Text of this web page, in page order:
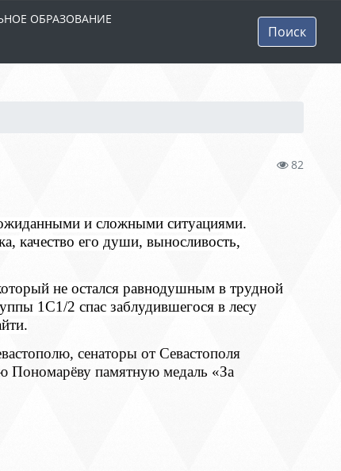
ОБРАЗОВАНИЕ
Поиск
82
и сложными ситуациями.
качество его души, выносливость,
не остался равнодушным в трудной
1С1/2 спас заблудившегося в лесу
сенаторы от Севастополя
Пономарёву памятную медаль «За